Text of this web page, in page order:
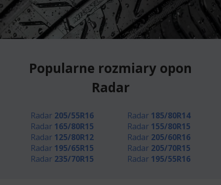
Popularne rozmiary opon
Radar
Radar 205/55R16 Radar 185/80R14
Radar 165/80R15 Radar 155/80R15
Radar 125/80R12 Radar 205/60R16
Radar 195/65R15 Radar 205/70R15
Radar 235/70R15 Radar 195/55R16